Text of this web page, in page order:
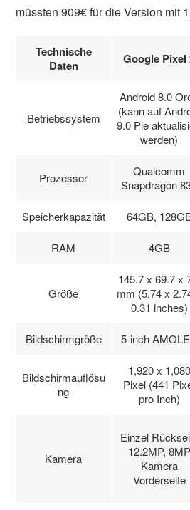
müssten 909€ für die Version mit
Technische
Daten
Google Pixel
Betriebssystem
Android 8.0
(kann auf
9.0 Pie
werden)
Prozessor
Qualcomm
Snapdragon
Speicherkapazität 64GB,
RAM 4GB
Größe
145.7 x 69.7 x
mm (5.74 x
0.31 inches)
Bildschirmgröße 5-inch
Bildschirmauflösu
ng
1,920 x 1,080
Pixel (441
pro Inch)
Kamera
Einzel
12.2MP, 8MP
Kamera
Vorderseite